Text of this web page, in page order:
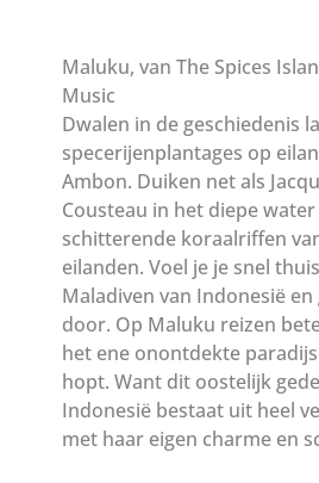
Maluku, van The Spices
Music
Dwalen in de geschiedenis
specerijenplantages op
Ambon. Duiken net als
Cousteau in het diepe
schitterende koraalriffen
eilanden. Voel je je snel
Maladiven van Indonesië en
door. Op Maluku reizen
het ene onontdekte
hopt. Want dit oostelijk
Indonesië bestaat uit heel
met haar eigen charme en